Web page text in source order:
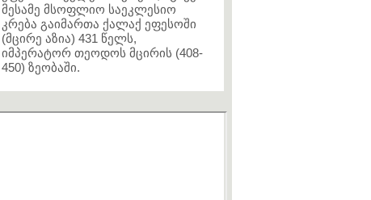
მესამე მსოფლიო საეკლესიო
კრება გაიმართა ქალაქ ეფესოში
(მცირე აზია) 431 წელს,
იმპერატორ თეოდოს მცირის (408-
450) ზეობაში.